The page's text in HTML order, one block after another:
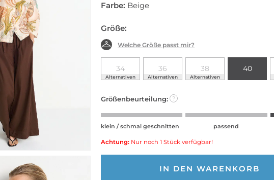
Farbe: Beige
Größe:
Welche Größe passt mir?
34
Alternativen
36
Alternativen
38
Alternativen
40
Größenbeurteilung: ?
klein / schmal geschnitten passend
Achtung: Nur noch 1 Stück verfügbar!
IN DEN WARENKORB